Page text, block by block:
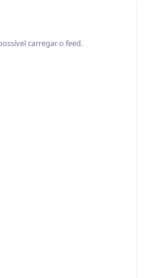
carregar o feed.